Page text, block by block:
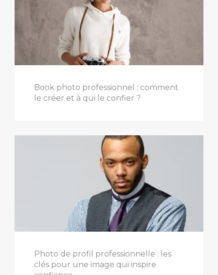
Book photo professionnel : comment
le créer et à qui le confier ?
Photo de profil professionnelle : les
clés pour une image qui inspire